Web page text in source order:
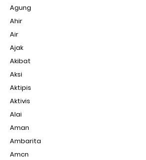
Agung
Ahir
Air
Ajak
Akibat
Aksi
Aktipis
Aktivis
Alai
Aman
Ambarita
Amcn